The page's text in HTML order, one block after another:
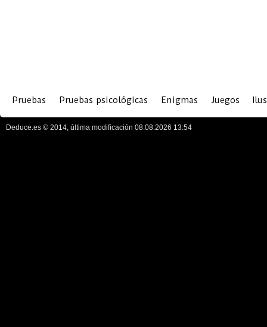
Pruebas Pruebas psicológicas Enigmas Juegos
Deduce.es © 2014, última modificación 08.08.2026 13:54